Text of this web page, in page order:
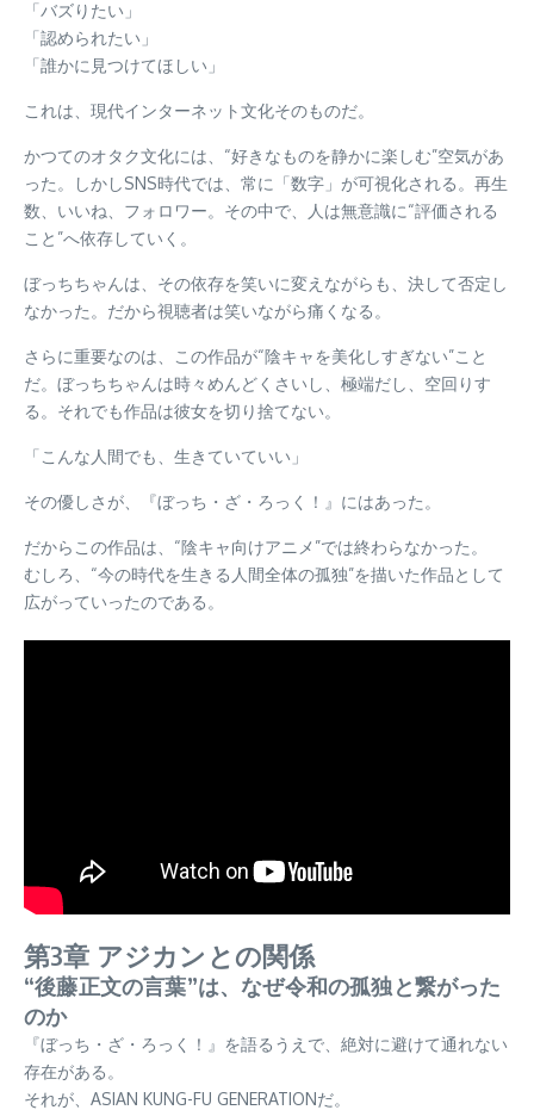
「バズりたい」
「認められたい」
「誰かに見つけてほしい」
これは、現代インターネット文化そのものだ。
かつてのオタク文化には、“好きなものを静かに楽しむ”空気があ
った。しかしSNS時代では、常に「数字」が可視化される。再生
数、いいね、フォロワー。その中で、人は無意識に“評価される
こと”へ依存していく。
ぼっちちゃんは、その依存を笑いに変えながらも、決して否定し
なかった。だから視聴者は笑いながら痛くなる。
さらに重要なのは、この作品が“陰キャを美化しすぎない”こと
だ。ぼっちちゃんは時々めんどくさいし、極端だし、空回りす
る。それでも作品は彼女を切り捨てない。
「こんな人間でも、生きていていい」
その優しさが、『ぼっち・ざ・ろっく！』にはあった。
だからこの作品は、“陰キャ向けアニメ”では終わらなかった。
むしろ、“今の時代を生きる人間全体の孤独”を描いた作品として
広がっていったのである。
第3章 アジカンとの関係
“後藤正文の言葉”は、なぜ令和の孤独と繋がった
のか
『ぼっち・ざ・ろっく！』を語るうえで、絶対に避けて通れない
存在がある。
それが、ASIAN KUNG-FU GENERATIONだ。